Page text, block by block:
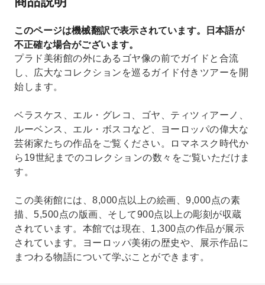
このページは機械翻訳で表示されています。日本語が
不正確な場合がございます。
プラド美術館の外にあるゴヤ像の前でガイドと合流
し、広大なコレクションを巡るガイド付きツアーを開
始します。
ベラスケス、エル・グレコ、ゴヤ、ティツィアーノ、
ルーベンス、エル・ボスコなど、ヨーロッパの偉大な
芸術家たちの作品をご覧ください。ロマネスク時代か
ら19世紀までのコレクションの数々をご覧いただけま
す。
この美術館には、8,000点以上の絵画、9,000点の素
描、5,500点の版画、そして900点以上の彫刻が収蔵
されています。本館では現在、1,300点の作品が展示
されています。ヨーロッパ美術の歴史や、展示作品に
まつわる物語について学ぶことができます。